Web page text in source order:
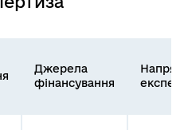
Джерела
фінансування
Напрям